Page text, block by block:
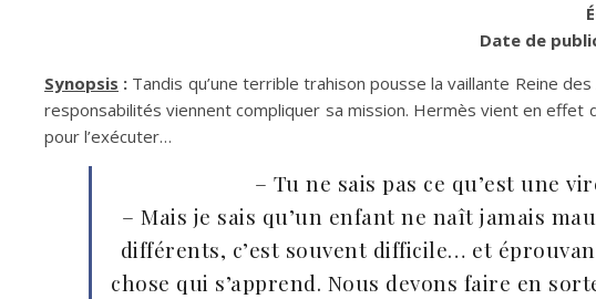
Date de
Synopsis : Tandis qu’une terrible trahison pousse la vaillante Reine
responsabilités viennent compliquer sa mission. Hermès vient en
pour l’exécuter…
– Tu ne sais pas ce qu’est une
– Mais je sais qu’un enfant ne naît jamais
différents, c’est souvent difficile… et
chose qui s’apprend. Nous devons faire en